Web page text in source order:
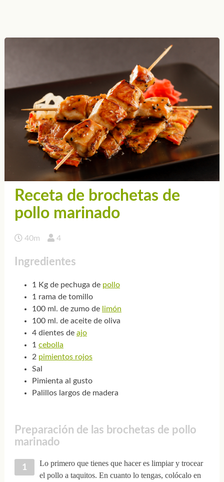
Receta de brochetas de
pollo marinado
40m 4
Ingredientes
1 Kg de pechuga de pollo
1 rama de tomillo
100 ml. de zumo de limón
100 ml. de aceite de oliva
4 dientes de ajo
1 cebolla
2 pimientos rojos
Sal
Pimienta al gusto
Palillos largos de madera
Preparación de las brochetas de pollo
marinado
Lo primero que tienes que hacer es limpiar y trocear
el pollo a taquitos. En cuanto lo tengas, colócalo en